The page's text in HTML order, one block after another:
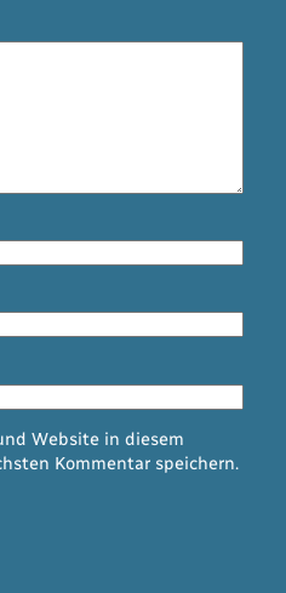
Website in diesem
Kommentar speichern.